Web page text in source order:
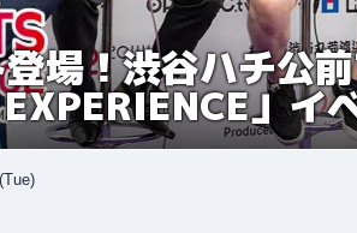
場！渋谷ハチ公
」イ